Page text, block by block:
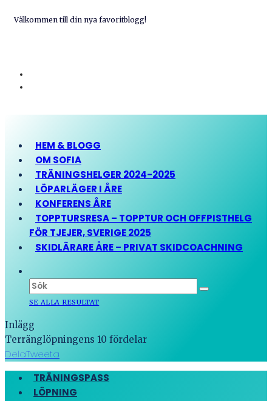
Välkommen till din nya favoritblogg!
HEM & BLOGG
OM SOFIA
TRÄNINGSHELGER 2024-2025
LÖPARLÄGER I ÅRE
KONFERENS ÅRE
TOPPTURSRESA – TOPPTUR OCH OFFPISTHELG
FÖR TJEJER, SVERIGE 2025
SKIDLÄRARE ÅRE – PRIVAT SKIDCOACHNING
SE ALLA RESULTAT
Inlägg
Terränglöpningens 10 fördelar
DelaTweeta
TRÄNINGSPASS
LÖPNING